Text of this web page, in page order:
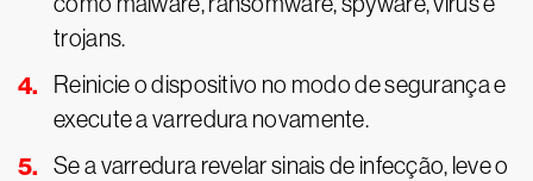
trojans.
Reinicie o dispositivo no modo de segurança e
execute a varredura novamente.
Se a varredura revelar sinais de infecção, leve o